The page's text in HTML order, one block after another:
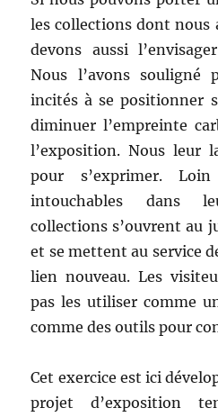
les collections dont nous
devons aussi
Nous l’avons souligné
incités à se positionner
diminuer l’empreinte
l’exposition. Nous leur
pour s’exprimer.
intouchables dans
collections s’ouvrent au
et se mettent au service
lien nouveau. Les
pas les utiliser comme
comme des outils pour
Cet exercice est ici
projet d’exposition